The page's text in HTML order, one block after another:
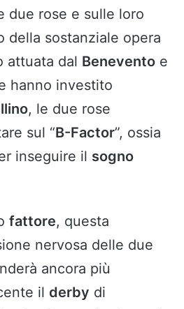
due rose e sulle loro
della sostanziale opera
attuata dal Benevento e
hanno investito
, le due rose
sul “B-Factor”, ossia
inseguire il sogno
fattore, questa
nervosa delle due
ancora più
il derby di